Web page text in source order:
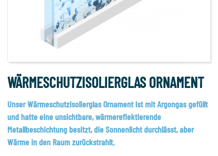
WÄRMESCHUTZISOLIERGLAS ORNAMENT
Unser Wärmeschutzisolierglas Ornament ist mit Argongas gefüllt
und hatte eine unsichtbare, wärmereflektierende
Metallbeschichtung besitzt, die Sonnenlicht durchlässt, aber
Wärme in den Raum zurückstrahlt.